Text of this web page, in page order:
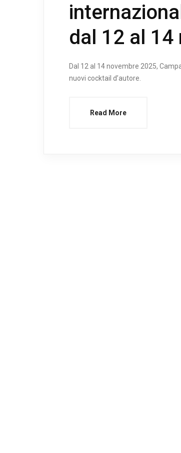
dal 12 al 14
Dal 12 al 14 novembre 2025,
nuovi cocktail d’autore.
Read More